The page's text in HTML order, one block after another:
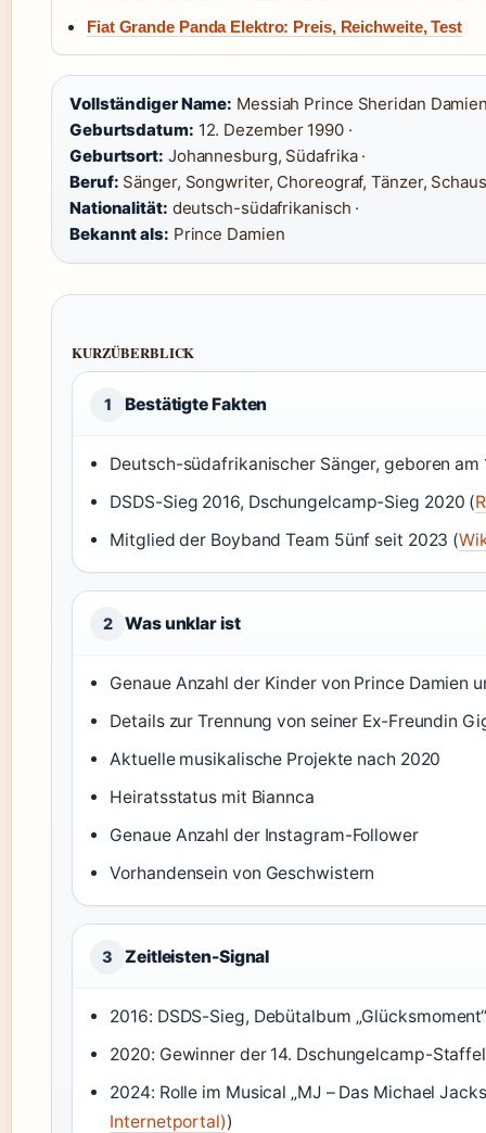
Fiat Grande Panda Elektro: Preis, Reichweite, Test
Vollständiger Name: Messiah Prince Sheridan
Geburtsdatum: 12. Dezember 1990 ·
Geburtsort: Johannesburg, Südafrika ·
Beruf: Sänger, Songwriter, Choreograf, Tänzer,
Nationalität: deutsch-südafrikanisch ·
Bekannt als: Prince Damien
KURZÜBERBLICK
1 Bestätigte Fakten
Deutsch-südafrikanischer Sänger, geboren am
DSDS-Sieg 2016, Dschungelcamp-Sieg 2020 (
Mitglied der Boyband Team 5ünf seit 2023 (
2 Was unklar ist
Genaue Anzahl der Kinder von Prince Damien
Details zur Trennung von seiner Ex-Freundin
Aktuelle musikalische Projekte nach 2020
Heiratsstatus mit Biannca
Genaue Anzahl der Instagram-Follower
Vorhandensein von Geschwistern
3 Zeitleisten-Signal
2016: DSDS-Sieg, Debütalbum
2020: Gewinner der 14. Dschungelcamp-
2024: Rolle im Musical „MJ – Das Michael
Internetportal))